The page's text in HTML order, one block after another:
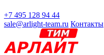
+7 495 128 94 44
sale@arlight-team.ru Контакты